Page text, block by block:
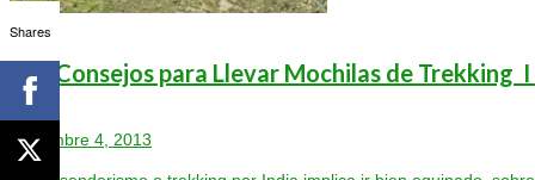
Top Consejos para Llevar Mochilas de Trekking
noviembre 4, 2013
Shares